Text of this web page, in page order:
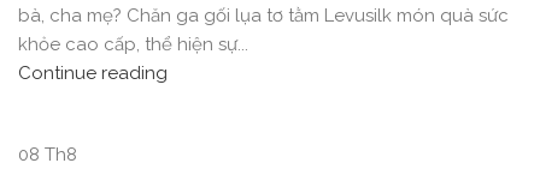
bà, cha mẹ? Chăn ga gối lụa tơ tằm Levusilk món quà sức
khỏe cao cấp, thể hiện sự...
Continue reading
08 Th8